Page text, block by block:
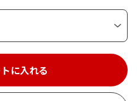
に入れる